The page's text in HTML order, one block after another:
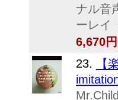
ナル音
ーレイ
6,670円
23.
【